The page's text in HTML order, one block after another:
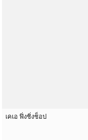
เคเอ ฟิ่งชิ่งช็อป